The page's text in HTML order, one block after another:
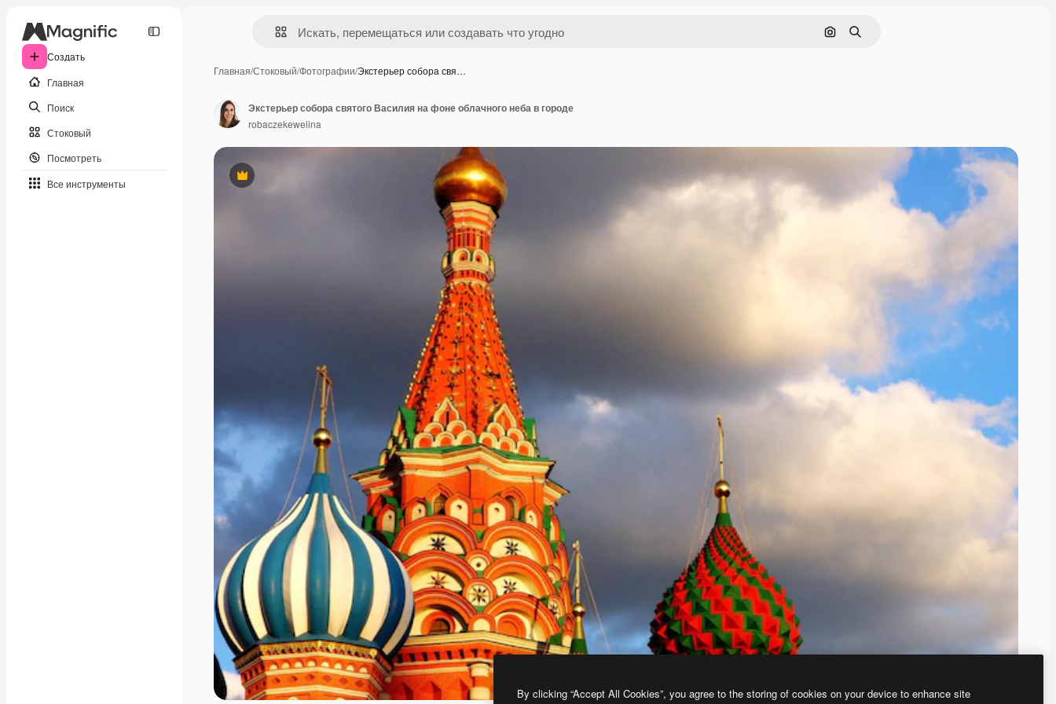
Создать
Главная
Поиск
Стоковый
Посмотреть
Все инструменты
Поиск по изображению
Поиск
Главная/Стоковый/Фотографии/Экстерьер собора свя…
Премиум
Экстерьер собора святого Василия на фоне облачного неба в городе
robaczekewelina
By clicking “Accept All Cookies”, you agree to the storing of cookies on your device to enhance site